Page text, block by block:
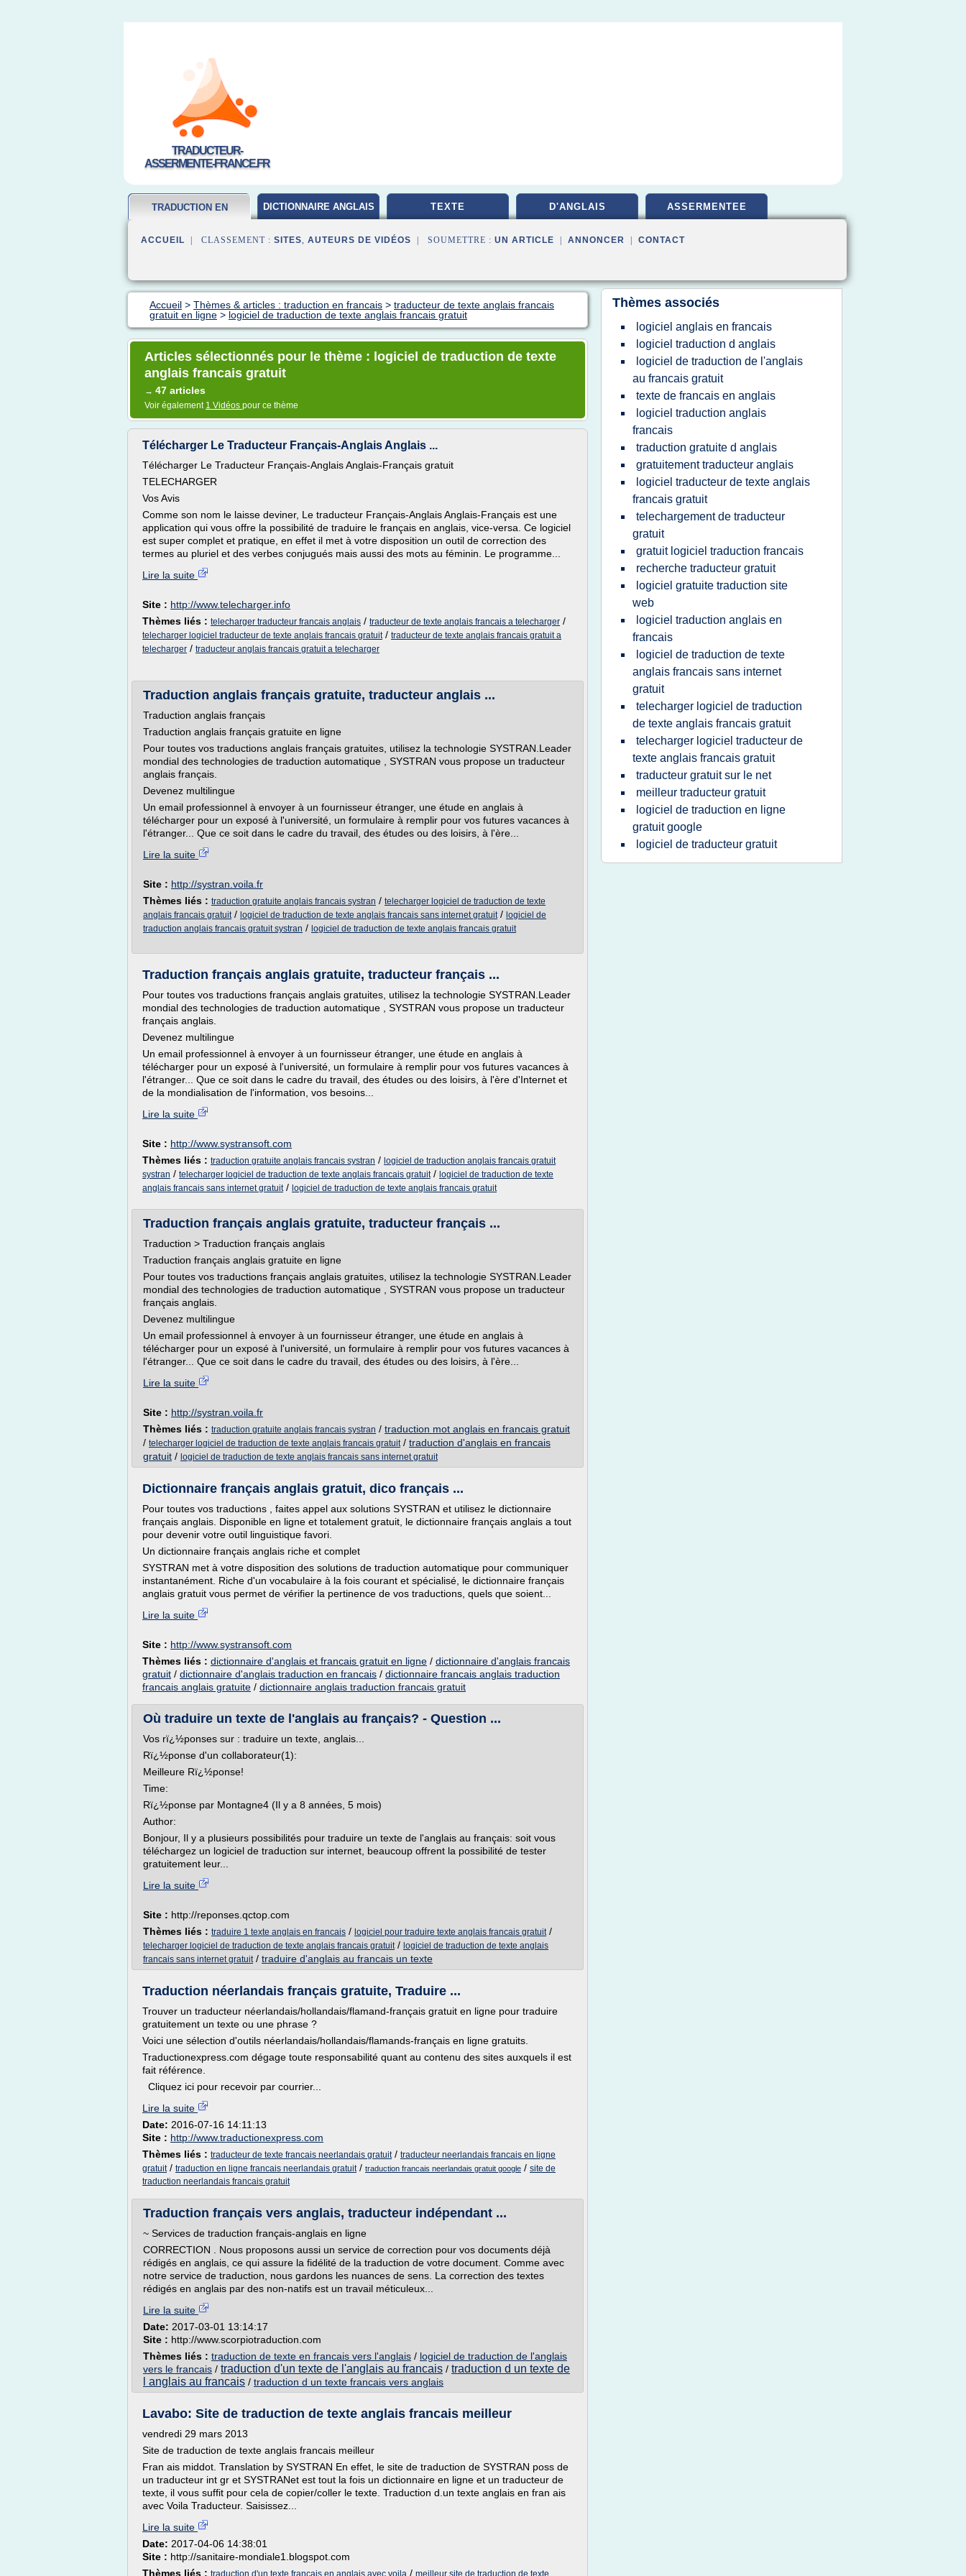
TRADUCTEUR-
ASSERMENTE-FRANCE.FR
TRADUCTION EN DICTIONNAIRE ANGLAIS TEXTE D'ANGLAIS ASSERMENTEE
ACCUEIL | CLASSEMENT : SITES, AUTEURS DE VIDÉOS | SOUMETTRE : UN ARTICLE ANNONCER CONTACT
Accueil > Thèmes & articles : traduction en francais > traducteur de texte anglais francais
gratuit en ligne > logiciel de traduction de texte anglais francais gratuit
Articles sélectionnés pour le thème : logiciel de traduction de texte
anglais francais gratuit
→ 47 articles
Voir également 1 Vidéos pour ce thème
Télécharger Le Traducteur Français-Anglais Anglais ...
Télécharger Le Traducteur Français-Anglais Anglais-Français gratuit
TELECHARGER
Vos Avis
Comme son nom le laisse deviner, Le traducteur Français-Anglais Anglais-Français est une
application qui vous offre la possibilité de traduire le français en anglais, vice-versa. Ce logiciel
est super complet et pratique, en effet il met à votre disposition un outil de correction des
termes au pluriel et des verbes conjugués mais aussi des mots au féminin. Le programme...
Lire la suite
Site : http://www.telecharger.info
Thèmes liés : telecharger traducteur francais anglais / traducteur de texte anglais francais a telecharger /
telecharger logiciel traducteur de texte anglais francais gratuit/ traducteur de texte anglais francais gratuit a
telecharger / traducteur anglais francais gratuit a telecharger
Traduction anglais français gratuite, traducteur anglais ...
Traduction anglais français
Traduction anglais français gratuite en ligne
Pour toutes vos traductions anglais français gratuites, utilisez la technologie SYSTRAN.Leader
mondial des technologies de traduction automatique , SYSTRAN vous propose un traducteur
anglais français.
Devenez multilingue
Un email professionnel à envoyer à un fournisseur étranger, une étude en anglais à
télécharger pour un exposé à l'université, un formulaire à remplir pour vos futures vacances à
l'étranger... Que ce soit dans le cadre du travail, des études ou des loisirs, à l'ère...
Lire la suite
Site : http://systran.voila.fr
Thèmes liés : traduction gratuite anglais francais systran / telecharger logiciel de traduction de texte
anglais francais gratuit/ logiciel de traduction de texte anglais francais sans internet gratuit/ logiciel de
traduction anglais francais gratuit systran / logiciel de traduction de texte anglais francais gratuit
Traduction français anglais gratuite, traducteur français ...
Pour toutes vos traductions français anglais gratuites, utilisez la technologie SYSTRAN.Leader
mondial des technologies de traduction automatique , SYSTRAN vous propose un traducteur
français anglais.
Devenez multilingue
Un email professionnel à envoyer à un fournisseur étranger, une étude en anglais à
télécharger pour un exposé à l'université, un formulaire à remplir pour vos futures vacances à
l'étranger... Que ce soit dans le cadre du travail, des études ou des loisirs, à l'ère d'Internet et
de la mondialisation de l'information, vos besoins...
Lire la suite
Site : http://www.systransoft.com
Thèmes liés : traduction gratuite anglais francais systran / logiciel de traduction anglais francais gratuit
systran / telecharger logiciel de traduction de texte anglais francais gratuit/ logiciel de traduction de texte
anglais francais sans internet gratuit/ logiciel de traduction de texte anglais francais gratuit
Traduction français anglais gratuite, traducteur français ...
Traduction > Traduction français anglais
Traduction français anglais gratuite en ligne
Pour toutes vos traductions français anglais gratuites, utilisez la technologie SYSTRAN.Leader
mondial des technologies de traduction automatique , SYSTRAN vous propose un traducteur
français anglais.
Devenez multilingue
Un email professionnel à envoyer à un fournisseur étranger, une étude en anglais à
télécharger pour un exposé à l'université, un formulaire à remplir pour vos futures vacances à
l'étranger... Que ce soit dans le cadre du travail, des études ou des loisirs, à l'ère...
Lire la suite
Site : http://systran.voila.fr
Thèmes liés : traduction gratuite anglais francais systran / traduction mot anglais en francais gratuit
/ telecharger logiciel de traduction de texte anglais francais gratuit/ traduction d'anglais en francais
gratuit / logiciel de traduction de texte anglais francais sans internet gratuit
Dictionnaire français anglais gratuit, dico français ...
Pour toutes vos traductions , faites appel aux solutions SYSTRAN et utilisez le dictionnaire
français anglais. Disponible en ligne et totalement gratuit, le dictionnaire français anglais a tout
pour devenir votre outil linguistique favori.
Un dictionnaire français anglais riche et complet
SYSTRAN met à votre disposition des solutions de traduction automatique pour communiquer
instantanément. Riche d'un vocabulaire à la fois courant et spécialisé, le dictionnaire français
anglais gratuit vous permet de vérifier la pertinence de vos traductions, quels que soient...
Lire la suite
Site : http://www.systransoft.com
Thèmes liés : dictionnaire d'anglais et francais gratuit en ligne / dictionnaire d'anglais francais
gratuit / dictionnaire d'anglais traduction en francais / dictionnaire francais anglais traduction
francais anglais gratuite / dictionnaire anglais traduction francais gratuit
Où traduire un texte de l'anglais au français? - Question ...
Vos rï¿½ponses sur : traduire un texte, anglais...
Rï¿½ponse d'un collaborateur(1):
Meilleure Rï¿½ponse!
Time:
Rï¿½ponse par Montagne4 (Il y a 8 années, 5 mois)
Author:
Bonjour, Il y a plusieurs possibilités pour traduire un texte de l'anglais au français: soit vous
téléchargez un logiciel de traduction sur internet, beaucoup offrent la possibilité de tester
gratuitement leur...
Lire la suite
Site : http://reponses.qctop.com
Thèmes liés : traduire 1 texte anglais en francais / logiciel pour traduire texte anglais francais gratuit/
telecharger logiciel de traduction de texte anglais francais gratuit/ logiciel de traduction de texte anglais
francais sans internet gratuit/ traduire d'anglais au francais un texte
Traduction néerlandais français gratuite, Traduire ...
Trouver un traducteur néerlandais/hollandais/flamand-français gratuit en ligne pour traduire
gratuitement un texte ou une phrase ?
Voici une sélection d'outils néerlandais/hollandais/flamands-français en ligne gratuits.
Traductionexpress.com dégage toute responsabilité quant au contenu des sites auxquels il est
fait référence.
Cliquez ici pour recevoir par courrier...
Lire la suite
Date: 2016-07-16 14:11:13
Site : http://www.traductionexpress.com
Thèmes liés : traducteur de texte francais neerlandais gratuit/ traducteur neerlandais francais en ligne
gratuit/ traduction en ligne francais neerlandais gratuit/ traduction francais neerlandais gratuit google / site de
traduction neerlandais francais gratuit
Traduction français vers anglais, traducteur indépendant ...
~ Services de traduction français-anglais en ligne
CORRECTION . Nous proposons aussi un service de correction pour vos documents déjà
rédigés en anglais, ce qui assure la fidélité de la traduction de votre document. Comme avec
notre service de traduction, nous gardons les nuances de sens. La correction des textes
rédigés en anglais par des non-natifs est un travail méticuleux...
Lire la suite
Date: 2017-03-01 13:14:17
Site : http://www.scorpiotraduction.com
Thèmes liés : traduction de texte en francais vers l'anglais / logiciel de traduction de l'anglais
vers le francais / traduction d'un texte de l'anglais au francais / traduction d un texte de
l anglais au francais / traduction d un texte francais vers anglais
Lavabo: Site de traduction de texte anglais francais meilleur
vendredi 29 mars 2013
Site de traduction de texte anglais francais meilleur
Fran ais middot. Translation by SYSTRAN En effet, le site de traduction de SYSTRAN poss de
un traducteur int gr et SYSTRANet est tout la fois un dictionnaire en ligne et un traducteur de
texte, il vous suffit pour cela de copier/coller le texte. Traduction d.un texte anglais en fran ais
avec Voila Traducteur. Saisissez...
Lire la suite
Date: 2017-04-06 14:38:01
Site : http://sanitaire-mondiale1.blogspot.com
Thèmes liés : traduction d'un texte francais en anglais avec voila / meilleur site de traduction de texte
Thèmes associés
logiciel anglais en francais
logiciel traduction d anglais
logiciel de traduction de l'anglais
au francais gratuit
texte de francais en anglais
logiciel traduction anglais
francais
traduction gratuite d anglais
gratuitement traducteur anglais
logiciel traducteur de texte anglais
francais gratuit
telechargement de traducteur
gratuit
gratuit logiciel traduction francais
recherche traducteur gratuit
logiciel gratuite traduction site
web
logiciel traduction anglais en
francais
logiciel de traduction de texte
anglais francais sans internet
gratuit
telecharger logiciel de traduction
de texte anglais francais gratuit
telecharger logiciel traducteur de
texte anglais francais gratuit
traducteur gratuit sur le net
meilleur traducteur gratuit
logiciel de traduction en ligne
gratuit google
logiciel de traducteur gratuit